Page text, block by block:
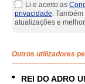
Li e aceito as
privacidade.
atualizações e
Outros utilizadores
REI DO ADRO